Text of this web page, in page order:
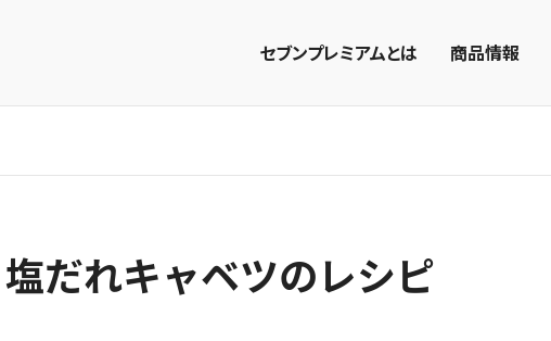
セブンプレミアムとは 商品情報
だれキャベツのレシピ